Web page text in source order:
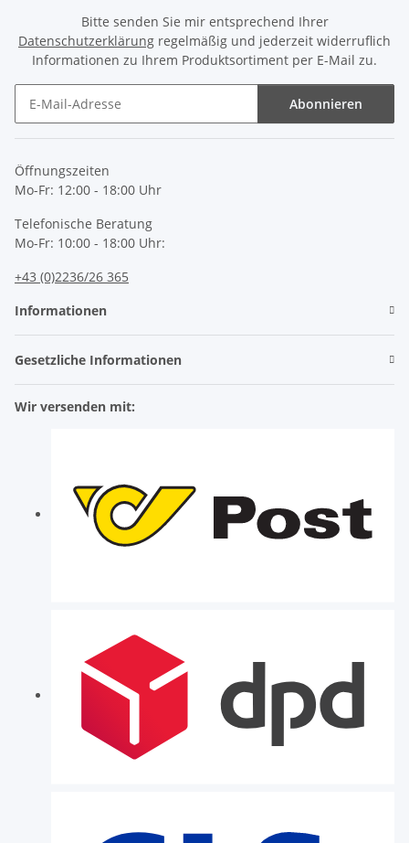
Bitte senden Sie mir entsprechend Ihrer
Datenschutzerklärung regelmäßig und jederzeit widerruflich
Informationen zu Ihrem Produktsortiment per E-Mail zu.
Abonnieren
Öffnungszeiten
Mo-Fr: 12:00 - 18:00 Uhr
Telefonische Beratung
Mo-Fr: 10:00 - 18:00 Uhr:
+43 (0)2236/26 365
Informationen
Gesetzliche Informationen
Wir versenden mit: